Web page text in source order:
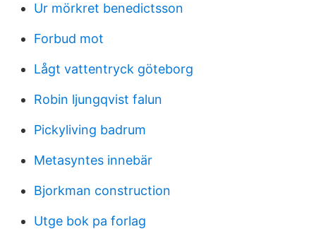
Ur mörkret benedictsson
Forbud mot
Lågt vattentryck göteborg
Robin ljungqvist falun
Pickyliving badrum
Metasyntes innebär
Bjorkman construction
Utge bok pa forlag